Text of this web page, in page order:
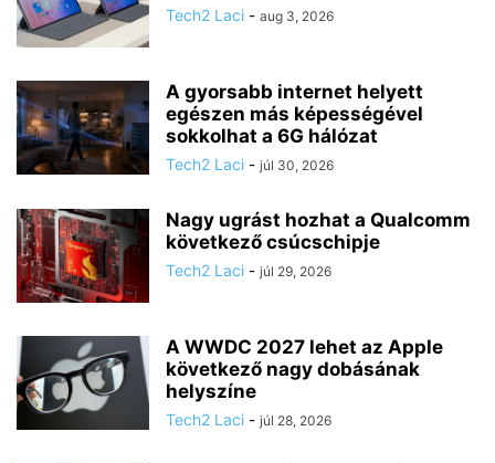
Tech2 Laci - aug 3, 2026
A gyorsabb internet helyett
egészen más képességével
sokkolhat a 6G hálózat
Tech2 Laci - júl 30, 2026
Nagy ugrást hozhat a Qualcomm
következő csúcschipje
Tech2 Laci - júl 29, 2026
A WWDC 2027 lehet az Apple
következő nagy dobásának
helyszíne
Tech2 Laci - júl 28, 2026